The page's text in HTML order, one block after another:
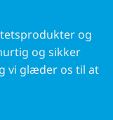
og
og sikker
vi glæder os til at